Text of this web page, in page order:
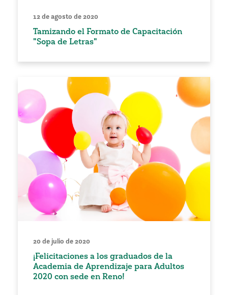
12 de agosto de 2020
Tamizando el Formato de Capacitación
"Sopa de Letras"
20 de julio de 2020
¡Felicitaciones a los graduados de la
Academia de Aprendizaje para Adultos
2020 con sede en Reno!